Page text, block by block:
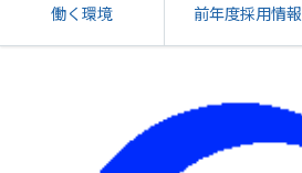
働く環境 前年度採用情報